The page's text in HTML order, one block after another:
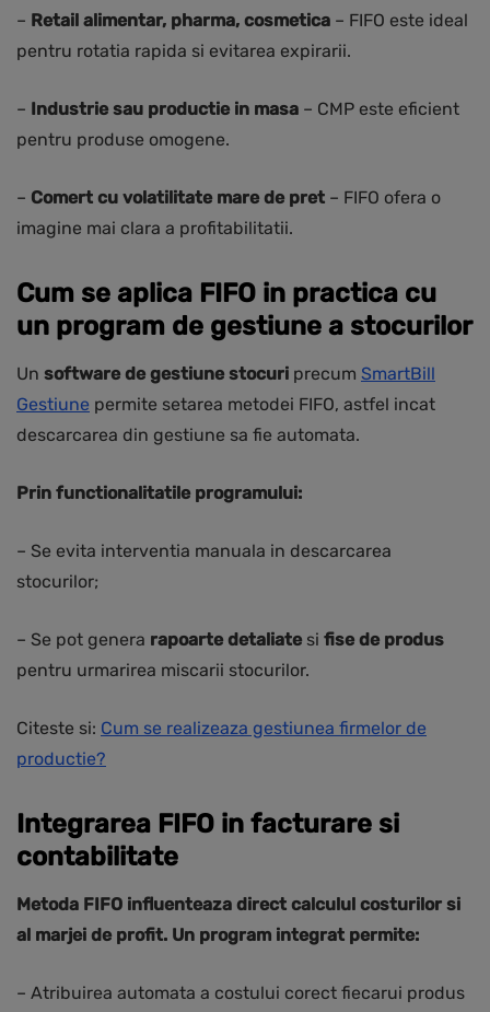
– Retail alimentar, pharma, cosmetica – FIFO este ideal
pentru rotatia rapida si evitarea expirarii.
– Industrie sau productie in masa – CMP este eficient
pentru produse omogene.
– Comert cu volatilitate mare de pret – FIFO ofera o
imagine mai clara a profitabilitatii.
Cum se aplica FIFO in practica cu
un program de gestiune a stocurilor
Un software de gestiune stocuri precum SmartBill
Gestiune permite setarea metodei FIFO, astfel incat
descarcarea din gestiune sa fie automata.
Prin functionalitatile programului:
– Se evita interventia manuala in descarcarea
stocurilor;
– Se pot genera rapoarte detaliatesi fise de produs
pentru urmarirea miscarii stocurilor.
Citeste si: Cum se realizeaza gestiunea firmelor de
productie?
Integrarea FIFO in facturare si
contabilitate
Metoda FIFO influenteaza direct calculul costurilor si
al marjei de profit. Un program integrat permite:
– Atribuirea automata a costului corect fiecarui produs